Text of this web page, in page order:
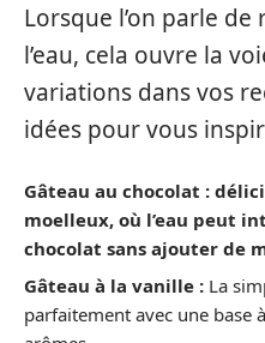
Lorsque l’on parle
l’eau, cela ouvre la
variations dans vos
idées pour vous
Gâteau au chocolat :
moelleux, où l’eau peut
chocolat sans ajouter de
Gâteau à la vanille : La
parfaitement avec une base